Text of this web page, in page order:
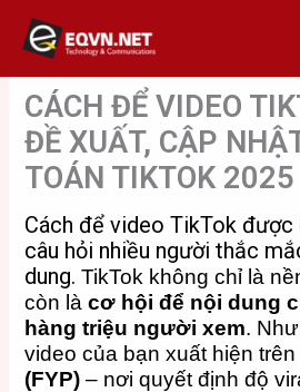
content
CÁCH ĐỂ VIDEO
ĐỀ XUẤT, CẬP
TOÁN TIKTOK 2025
Cách để video TikTok
câu hỏi nhiều người thắc
dung.TikTok không chỉ là
còn làcơ hội để nội dung
hàng triệu người xem.
video của bạn xuất hiện trên
(FYP) – nơi quyết định độ